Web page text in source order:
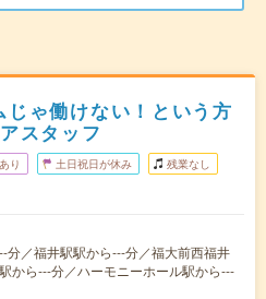
じゃ働けない！という方
スタッフ
り 土日祝日が休み 残業なし
分／福井駅駅から---分／福大前西福井
から---分／ハーモニーホール駅から---